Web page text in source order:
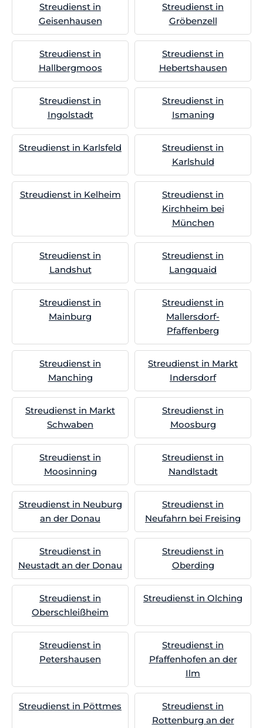
Streudienst in
Geisenhausen
Streudienst in
Gröbenzell
Streudienst in
Hallbergmoos
Streudienst in
Hebertshausen
Streudienst in
Ingolstadt
Streudienst in
Ismaning
Streudienst in Karlsfeld
Streudienst in
Karlshuld
Streudienst in Kelheim
Streudienst in
Kirchheim bei
München
Streudienst in
Landshut
Streudienst in
Langquaid
Streudienst in
Mainburg
Streudienst in
Mallersdorf-
Pfaffenberg
Streudienst in
Manching
Streudienst in Markt
Indersdorf
Streudienst in Markt
Schwaben
Streudienst in
Moosburg
Streudienst in
Moosinning
Streudienst in
Nandlstadt
Streudienst in Neuburg
an der Donau
Streudienst in
Neufahrn bei Freising
Streudienst in
Neustadt an der Donau
Streudienst in
Oberding
Streudienst in
Oberschleißheim
Streudienst in Olching
Streudienst in
Petershausen
Streudienst in
Pfaffenhofen an der
Ilm
Streudienst in Pöttmes
Streudienst in
Rottenburg an der